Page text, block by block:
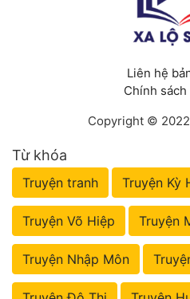
Liên hệ
Chính sách
Copyright ©
Từ khóa
Truyện tranh Truyện Kỳ
Truyện Võ Hiệp Truyện
Truyện Nhập Môn